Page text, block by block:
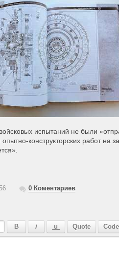
испытаний не были
конструкторских работ
0Коментариев